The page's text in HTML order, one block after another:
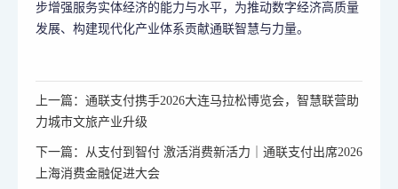
步增强服务实体经济的能力与水平，为推动数字经济高质量
发展、构建现代化产业体系贡献通联智慧与力量。
上一篇：通联支付携手2026大连马拉松博览会，智慧联营助
力城市文旅产业升级
下一篇：从支付到智付 激活消费新活力｜通联支付出席2026
上海消费金融促进大会